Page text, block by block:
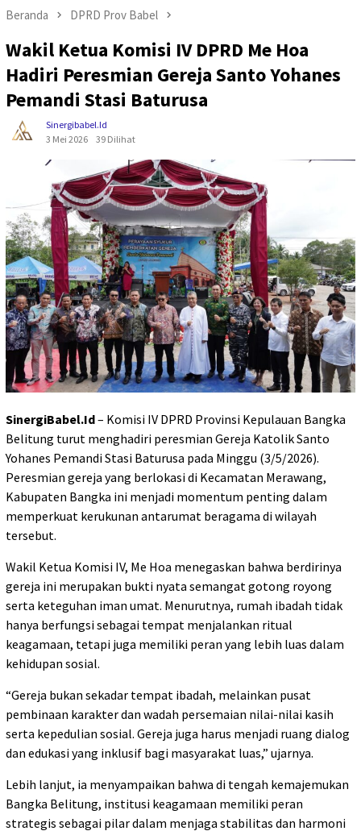
Beranda DPRD Prov Babel
Wakil Ketua Komisi IV DPRD Me Hoa
Hadiri Peresmian Gereja Santo Yohanes
Pemandi Stasi Baturusa
Sinergibabel.id
3 Mei 2026
39 Dilihat
SinergiBabel.Id– Komisi IV DPRD Provinsi Kepulauan Bangka
Belitung turut menghadiri peresmian Gereja Katolik Santo
Yohanes Pemandi Stasi Baturusa pada Minggu (3/5/2026).
Peresmian gereja yang berlokasi di Kecamatan Merawang,
Kabupaten Bangka ini menjadi momentum penting dalam
memperkuat kerukunan antarumat beragama di wilayah
tersebut.
Wakil Ketua Komisi IV, Me Hoa menegaskan bahwa berdirinya
gereja ini merupakan bukti nyata semangat gotong royong
serta keteguhan iman umat. Menurutnya, rumah ibadah tidak
hanya berfungsi sebagai tempat menjalankan ritual
keagamaan, tetapi juga memiliki peran yang lebih luas dalam
kehidupan sosial.
“Gereja bukan sekadar tempat ibadah, melainkan pusat
pembinaan karakter dan wadah persemaian nilai-nilai kasih
serta kepedulian sosial. Gereja juga harus menjadi ruang dialog
dan edukasi yang inklusif bagi masyarakat luas,” ujarnya.
Lebih lanjut, ia menyampaikan bahwa di tengah kemajemukan
Bangka Belitung, institusi keagamaan memiliki peran
strategis sebagai pilar dalam menjaga stabilitas dan harmoni